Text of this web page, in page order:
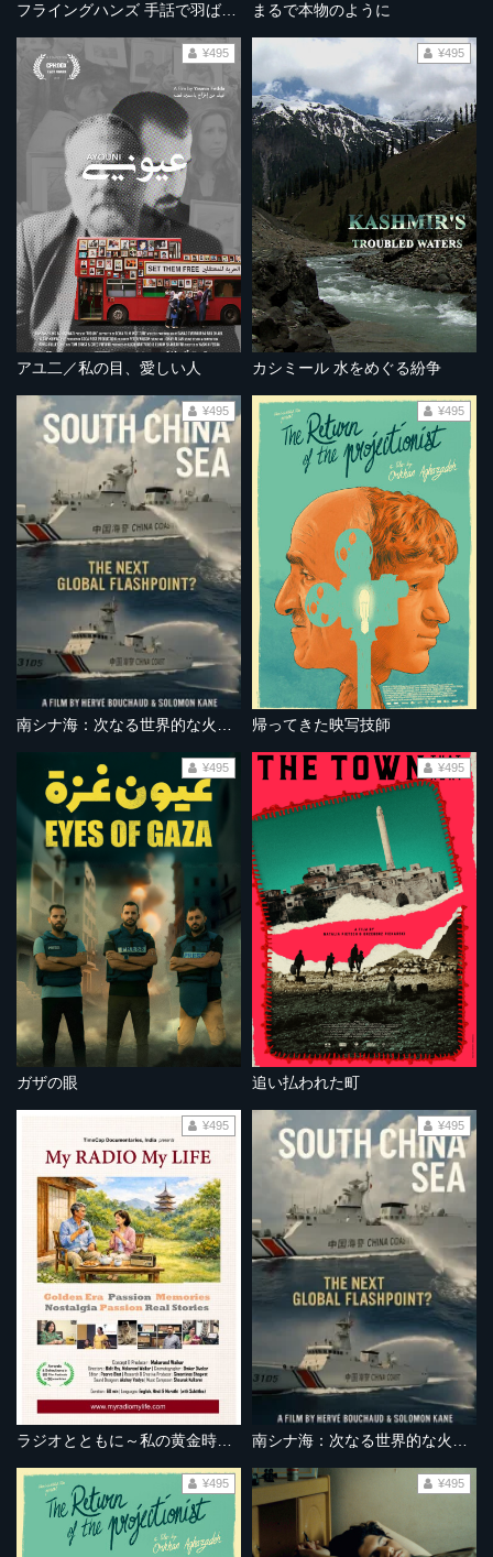
フライングハンズ 手話で羽ばたく まるで本物のように
アユ二／私の目、愛しい人
¥495
カシミール 水をめぐる紛争
¥495
南シナ海：次なる世界的な火種となるか？
¥495
帰ってきた映写技師
¥495
ガザの眼
¥495
追い払われた町
¥495
¥495 ¥495
¥495 ¥495